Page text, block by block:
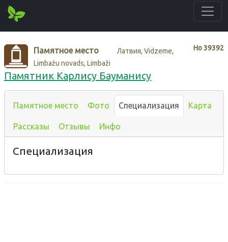
Нo39392
Памятное место
Латвия, Vidzeme,
Limbažu novads, Limbaži
Памятник Карлису Бауманису
Памятное место Фото Специализация Карта
Рассказы Отзывы Инфо
Специализация